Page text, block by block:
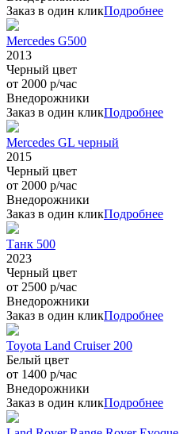
Заказ в один кликПодробнее
Mercedes G500
2013
Черный цвет
от 2000 р/час
Внедорожники
Заказ в один кликПодробнее
Mercedes GL черный
2015
Черный цвет
от 2000 р/час
Внедорожники
Заказ в один кликПодробнее
Танк 500
2023
Черный цвет
от 2500 р/час
Внедорожники
Заказ в один кликПодробнее
Toyota Land Cruiser 200
Белый цвет
от 1400 р/час
Внедорожники
Заказ в один кликПодробнее